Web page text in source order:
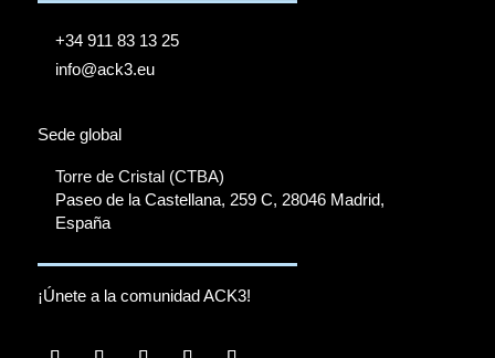
+34 911 83 13 25
info@ack3.eu
Sede global
Torre de Cristal (CTBA)
Paseo de la Castellana, 259 C, 28046 Madrid,
España
¡Únete a la comunidad ACK3!